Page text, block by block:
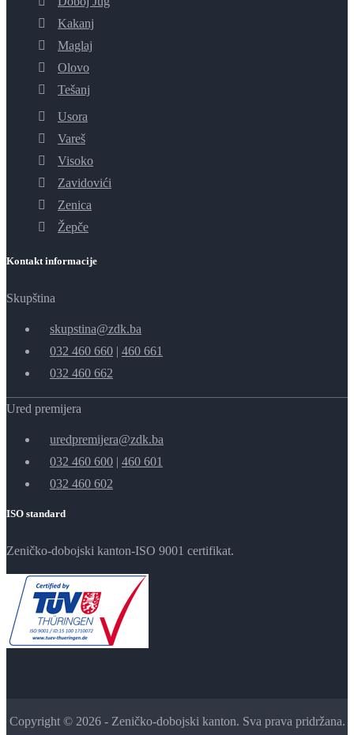
Kakanj
Maglaj
Olovo
Tešanj
Usora
Vareš
Visoko
Zavidovići
Zenica
Žepče
Kontakt informacije
Skupština
skupstina@zdk.ba
032 460 660 | 460 661
032 460 662
Ured premijera
uredpremijera@zdk.ba
032 460 600 | 460 601
032 460 602
ISO standard
Zeničko-dobojski kanton-ISO 9001 certifikat.
Copyright © 2026 - Zeničko-dobojski kanton. Sva prava pridržana.